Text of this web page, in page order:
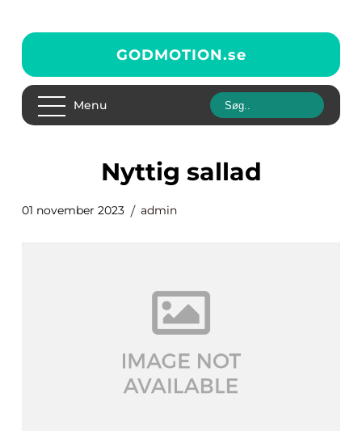
GODMOTION.se
Menu
nyttig sallad
01 november 2023 admin